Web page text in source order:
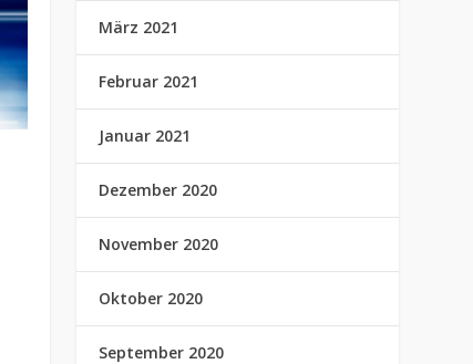
März 2021
Februar 2021
Januar 2021
Dezember 2020
November 2020
Oktober 2020
September 2020